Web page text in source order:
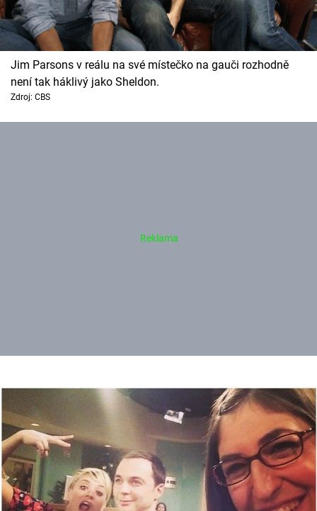
Jim Parsons v reálu na své místečko na gauči rozhodně
není tak háklivý jako Sheldon.
Zdroj: CBS